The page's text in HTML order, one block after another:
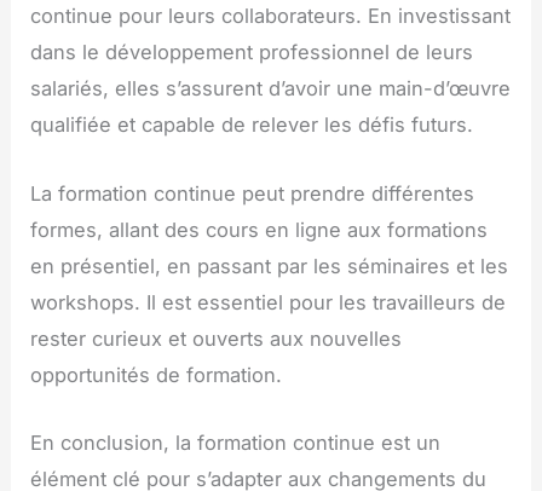
continue pour leurs collaborateurs. En investissant
dans le développement professionnel de leurs
salariés, elles s’assurent d’avoir une main-d’œuvre
qualifiée et capable de relever les défis futurs.
La formation continue peut prendre différentes
formes, allant des cours en ligne aux formations
en présentiel, en passant par les séminaires et les
workshops. Il est essentiel pour les travailleurs de
rester curieux et ouverts aux nouvelles
opportunités de formation.
En conclusion, la formation continue est un
élément clé pour s’adapter aux changements du